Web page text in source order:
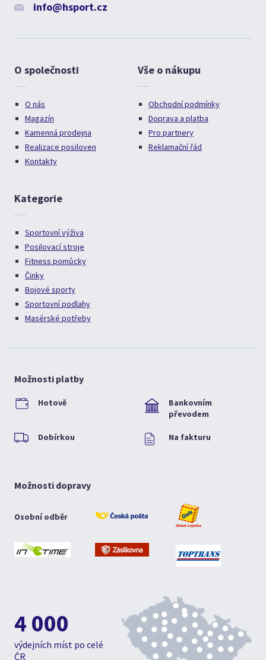
info@hsport.cz
O společnosti
O nás
Magazín
Kamenná prodejna
Realizace posiloven
Kontakty
Vše o nákupu
Obchodní podmínky
Doprava a platba
Pro partnery
Reklamační řád
Kategorie
Sportovní výživa
Posilovací stroje
Fitness pomůcky
Činky
Bojové sporty
Sportovní podlahy
Masérské potřeby
Možnosti platby
Hotově
Bankovním
převodem
Dobírkou Na fakturu
Možnosti dopravy
Osobní odběr
4 000
výdejních míst po celé
ČR